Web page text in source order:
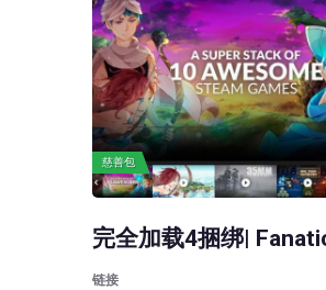
慈善包
完全加载4捆绑|
链接